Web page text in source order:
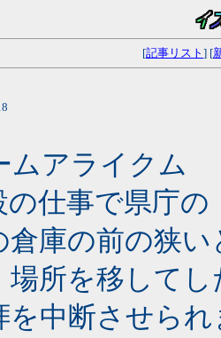
[記事リスト ] [
ムアライクム
の仕事で県庁
倉庫の前の狭
場所を移して
を中断させら